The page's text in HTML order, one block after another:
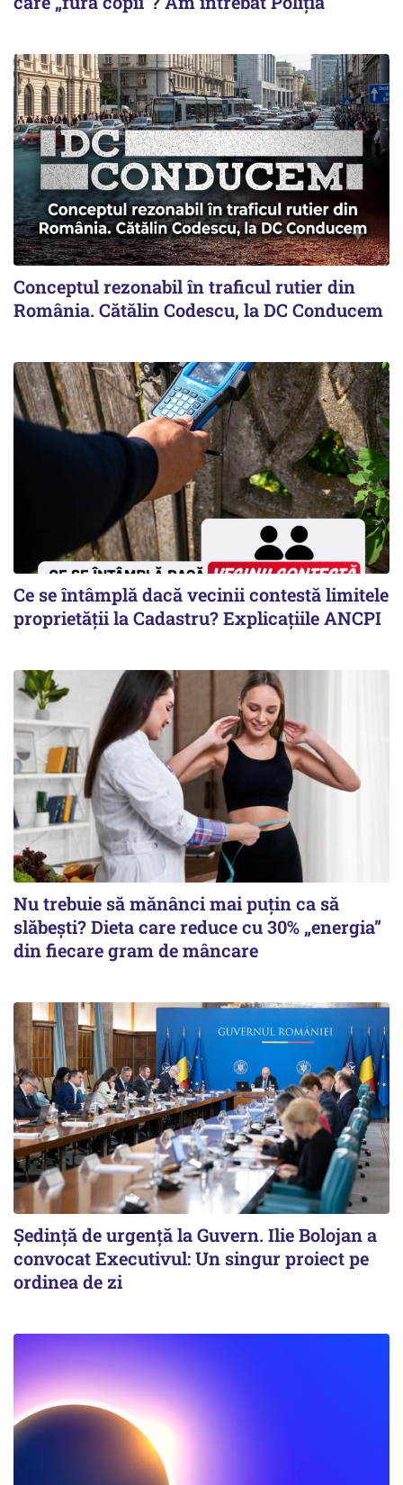
Conceptul rezonabil în traficul rutier din
România. Cătălin Codescu, la DC Conducem
Ce se întâmplă dacă vecinii contestă limitele
proprietății la Cadastru? Explicațiile ANCPI
Nu trebuie să mănânci mai puțin ca să
slăbești? Dieta care reduce cu 30% „energia”
din fiecare gram de mâncare
Ședință de urgență la Guvern. Ilie Bolojan a
convocat Executivul: Un singur proiect pe
ordinea de zi